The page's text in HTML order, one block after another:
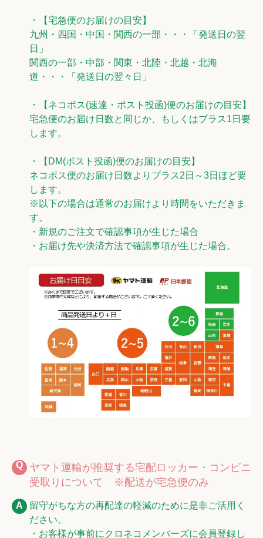
・【宅急便のお届けの目安】
九州・四国・中国・関西の一部・・・「発送日の翌
日」
関西の一部・中部・関東・北陸・北越・北海
道・・・「発送日の翌々日」
・【ネコポス(速達・ポスト投函)便のお届けの目安】
宅急便のお届け日数と同じか、もしくはプラス1日要
します。
・【DM(ポスト投函)便のお届けの目安】
ネコポス便のお届け日数よりプラス2日～3日ほど要
します。
※以下の場合は通常のお届けより時間をいただきま
す。
・新規のご注文で確認事項が生じた場合
・お届け先や決済方法で確認事項が生じた場合。
ヤマト運輸が推奨する宅配ロッカー・コンビニ
受取りについて ※配送が宅急便のみ
留守がちな方の再配達の軽減のために是非ご活用く
ださい。
・お客様が事前にクロネコメンバーズに会員登録し